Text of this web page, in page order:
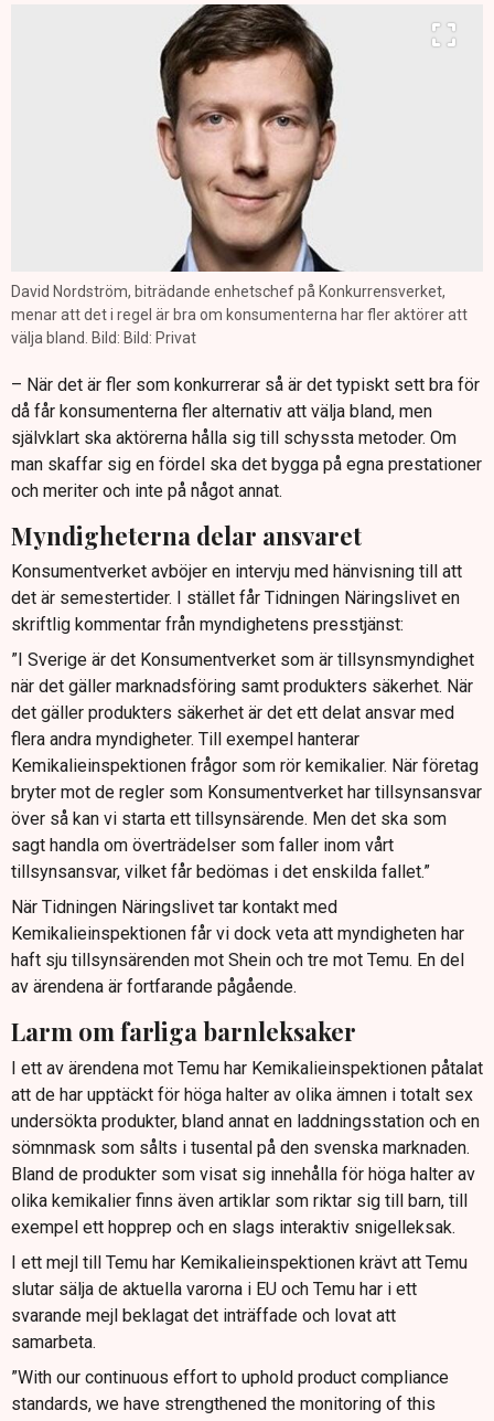
David Nordström, biträdande enhetschef på Konkurrensverket,
menar att det i regel är bra om konsumenterna har fler aktörer att
välja bland. Bild: Bild: Privat
– När det är fler som konkurrerar så är det typiskt sett bra för
då får konsumenterna fler alternativ att välja bland, men
självklart ska aktörerna hålla sig till schyssta metoder. Om
man skaffar sig en fördel ska det bygga på egna prestationer
och meriter och inte på något annat.
Myndigheterna delar ansvaret
Konsumentverket avböjer en intervju med hänvisning till att
det är semestertider. I stället får Tidningen Näringslivet en
skriftlig kommentar från myndighetens presstjänst:
”I Sverige är det Konsumentverket som är tillsynsmyndighet
när det gäller marknadsföring samt produkters säkerhet. När
det gäller produkters säkerhet är det ett delat ansvar med
flera andra myndigheter. Till exempel hanterar
Kemikalieinspektionen frågor som rör kemikalier. När företag
bryter mot de regler som Konsumentverket har tillsynsansvar
över så kan vi starta ett tillsynsärende. Men det ska som
sagt handla om överträdelser som faller inom vårt
tillsynsansvar, vilket får bedömas i det enskilda fallet.”
När Tidningen Näringslivet tar kontakt med
Kemikalieinspektionen får vi dock veta att myndigheten har
haft sju tillsynsärenden mot Shein och tre mot Temu. En del
av ärendena är fortfarande pågående.
Larm om farliga barnleksaker
I ett av ärendena mot Temu har Kemikalieinspektionen påtalat
att de har upptäckt för höga halter av olika ämnen i totalt sex
undersökta produkter, bland annat en laddningsstation och en
sömnmask som sålts i tusental på den svenska marknaden.
Bland de produkter som visat sig innehålla för höga halter av
olika kemikalier finns även artiklar som riktar sig till barn, till
exempel ett hopprep och en slags interaktiv snigelleksak.
I ett mejl till Temu har Kemikalieinspektionen krävt att Temu
slutar sälja de aktuella varorna i EU och Temu har i ett
svarande mejl beklagat det inträffade och lovat att
samarbeta.
”With our continuous effort to uphold product compliance
standards, we have strengthened the monitoring of this